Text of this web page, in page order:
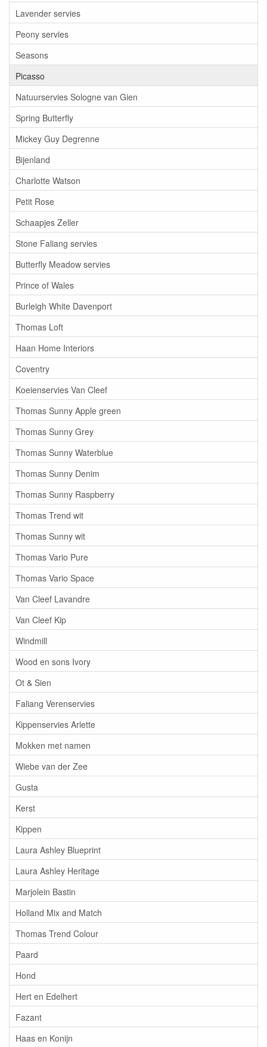
Lavender servies
Peony servies
Seasons
Picasso
Natuurservies Sologne van Gien
Spring Butterfly
Mickey Guy Degrenne
Bijenland
Charlotte Watson
Petit Rose
Schaapjes Zeller
Stone Faliang servies
Butterfly Meadow servies
Prince of Wales
Burleigh White Davenport
Thomas Loft
Haan Home Interiors
Coventry
Koeienservies Van Cleef
Thomas Sunny Apple green
Thomas Sunny Grey
Thomas Sunny Waterblue
Thomas Sunny Denim
Thomas Sunny Raspberry
Thomas Trend wit
Thomas Sunny wit
Thomas Vario Pure
Thomas Vario Space
Van Cleef Lavandre
Van Cleef Kip
Windmill
Wood en sons Ivory
Ot & Sien
Faliang Verenservies
Kippenservies Arlette
Mokken met namen
Wiebe van der Zee
Gusta
Kerst
Kippen
Laura Ashley Blueprint
Laura Ashley Heritage
Marjolein Bastin
Holland Mix and Match
Thomas Trend Colour
Paard
Hond
Hert en Edelhert
Fazant
Haas en Konijn